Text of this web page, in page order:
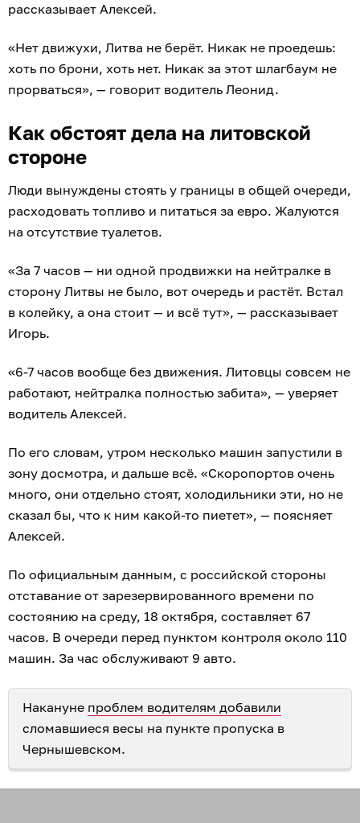
рассказывает Алексей.
«Нет движухи, Литва не берёт. Никак не проедешь:
хоть по брони, хоть нет. Никак за этот шлагбаум не
прорваться», — говорит водитель Леонид.
Как обстоят дела на литовской
стороне
Люди вынуждены стоять у границы в общей очереди,
расходовать топливо и питаться за евро. Жалуются
на отсутствие туалетов.
«За 7 часов — ни одной продвижки на нейтралке в
сторону Литвы не было, вот очередь и растёт. Встал
в колейку, а она стоит — и всё тут», — рассказывает
Игорь.
«6-7 часов вообще без движения. Литовцы совсем не
работают, нейтралка полностью забита», — уверяет
водитель Алексей.
По его словам, утром несколько машин запустили в
зону досмотра, и дальше всё. «Скоропортов очень
много, они отдельно стоят, холодильники эти, но не
сказал бы, что к ним какой-то пиетет», — поясняет
Алексей.
По официальным данным, с российской стороны
отставание от зарезервированного времени по
состоянию на среду, 18 октября, составляет 67
часов. В очереди перед пунктом контроля около 110
машин. За час обслуживают 9 авто.
Накануне проблем водителям добавили
сломавшиеся весы на пункте пропуска в
Чернышевском.